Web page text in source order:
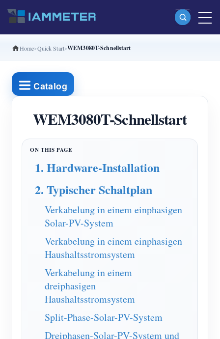
Produkte
Einphasiger Wi-Fi-Energiezähler (WEM3080)
Split-Phase-Wi-Fi-Energiezähler (WEM2067)
Dreiphasiger Wi-Fi-Energiezähler (WEM3050T)
WiFi-Leistungsregler
IAMMETER Cloud Pro
Self-Hosting-Dienst
EV-Ladegerät
IAMMETER Simulator
Virtueller Zähler
System für Energieprognose und Simulation
Anwendungen
Energieüberwachung für Solar-PV-Systeme
Shop
Home Quick Start WEM3080T-Schnellstart
Catalog
WEM3080T-Schnellstart
1. Hardware-Installation
2. Typischer Schaltplan
Verkabelung in einem einphasigen
Solar-PV-System
Verkabelung in einem einphasigen
Haushaltsstromsystem
Verkabelung in einem
dreiphasigen
Haushaltsstromsystem
Split-Phase-Solar-PV-System
Dreiphasen-Solar-PV-System und